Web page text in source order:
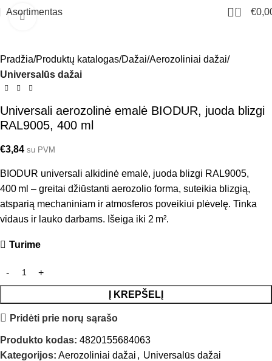
Asortimentas 0 €
Click to enlarge
Pradžia Produktų katalogas Dažai Aerozoliniai dažai
Universalūs dažai
Universali aerozolinė emalė BIODUR, juoda blizgi
RAL9005, 400 ml
€3,84 su PVM
BIODUR universali alkidinė emalė, juoda blizgi RAL9005,
400 ml – greitai džiūstanti aerozolio forma, suteikia blizgią,
atsparią mechaniniam ir atmosferos poveikiui plėvelę. Tinka
vidaus ir lauko darbams. Išeiga iki 2 m².
Turime
Į KREPŠELĮ
Pridėti prie norų sąrašo
Produkto kodas: 4820155684063
Kategorijos: Aerozoliniai dažai , Universalūs dažai